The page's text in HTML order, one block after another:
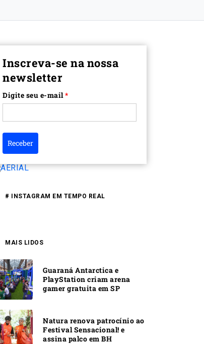
Inscreva-se na nossa
newsletter
Digite seu e-mail*
Receber
# INSTAGRAM EM TEMPO REAL
MAIS LIDOS
Guaraná Antarctica e
PlayStation criam arena
gamer gratuita em SP
Natura renova patrocínio ao
Festival Sensacional! e
assina palco em BH